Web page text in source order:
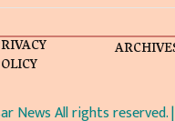
News All rights reserved.